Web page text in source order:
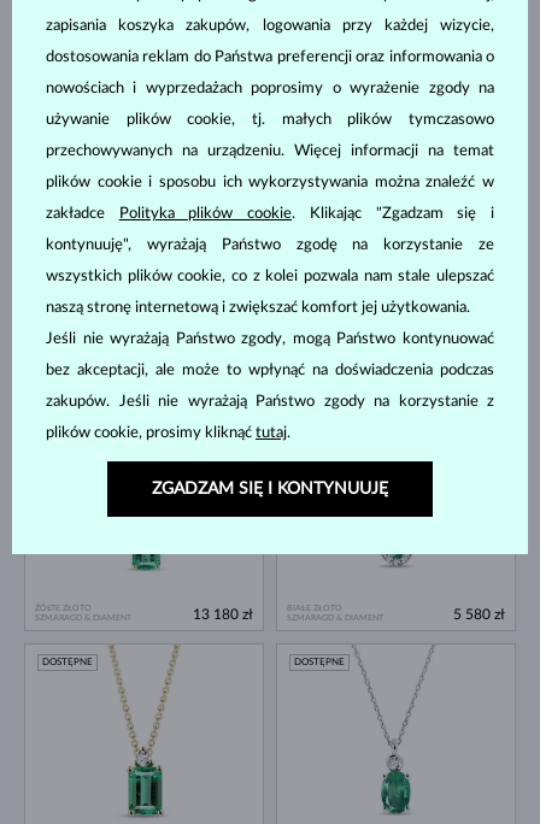
SZMARAGD
4 580 zł
SZMARAGD & DIAMENT
SZMARAGD & DIAMENT
DOSTĘPNE
5 580 zł
SZMARAGD & DIAMENT
DOSTĘPNE
7 380 zł
ŻÓŁTE ZŁOTO
SZMARAGD & DIAMENT
DOSTĘPNE
13 180 zł
BIAŁE ZŁOTO
SZMARAGD & DIAMENT
DOSTĘPNE
5 580 zł
DOSTĘPNE DOSTĘPNE
zapisania koszyka zakupów, logowania przy każdej wizycie,
dostosowania reklam do Państwa preferencji oraz informowania o
nowościach i wyprzedażach poprosimy o wyrażenie zgody na
używanie plików cookie, tj. małych plików tymczasowo
przechowywanych na urządzeniu. Więcej informacji na temat
plików cookie i sposobu ich wykorzystywania można znaleźć w
zakładce
Polityka plików cookie. Klikając "Zgadzam się i
kontynuuję", wyrażają Państwo zgodę na korzystanie ze
wszystkich plików cookie, co z kolei pozwala nam stale ulepszać
naszą stronę internetową i zwiększać komfort jej użytkowania.
Jeśli nie wyrażają Państwo zgody, mogą Państwo kontynuować
bez akceptacji, ale może to wpłynąć na doświadczenia podczas
zakupów. Jeśli nie wyrażają Państwo zgody na korzystanie z
plików cookie, prosimy kliknąć tutaj.
ZGADZAM SIĘ I KONTYNUUJĘ